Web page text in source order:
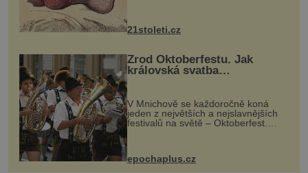
nohou, a způsobuje bole...
21stoleti.cz
Zrod Oktoberfestu. Jak
královská svatba
odstartovala největší pivní
festival světa
V Mnichově se každoročně koná
jeden z největších a nejslavnějších
festivalů na světě – Oktoberfest.
návštěvníků, kteří si vychutnávají
kultur...
epochaplus.cz